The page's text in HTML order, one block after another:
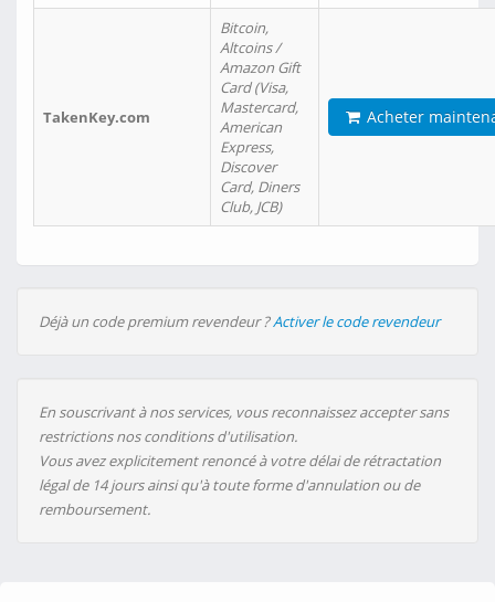
TakenKey.com
Bitcoin,
Altcoins /
Amazon Gift
Card (Visa,
Mastercard,
American
Express,
Discover
Card, Diners
Club, JCB)
Acheter
Déjà un code premium revendeur ?Activer le code revendeur
En souscrivant à nos services, vous reconnaissez accepter sans
restrictions nos conditions d'utilisation.
Vous avez explicitement renoncé à votre délai de rétractation
légal de 14 jours ainsi qu'à toute forme d'annulation ou de
remboursement.